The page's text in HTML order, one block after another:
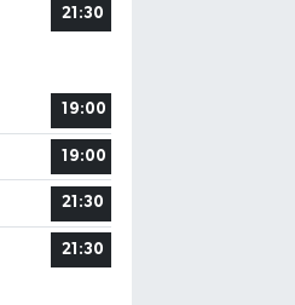
21:30
19:00
19:00
21:30
21:30